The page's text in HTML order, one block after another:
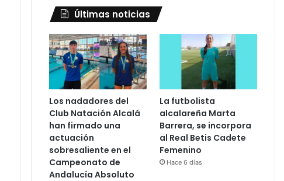
Últimas noticias
Los nadadores del
Club Natación Alcalá
han firmado una
actuación
sobresaliente en el
Campeonato de
Andalucía Absoluto
La futbolista
alcalareña Marta
Barrera, se incorpora
al Real Betis Cadete
Femenino
Hace 6 días